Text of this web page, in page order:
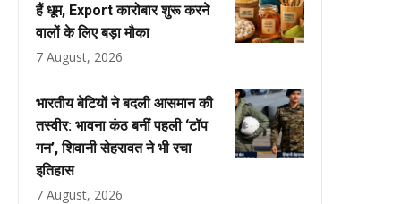
हैं धूम, Export कारोबार शुरू करने
वालों के लिए बड़ा मौका
7 August, 2026
भारतीय बेटियों ने बदली आसमान की
तस्वीर: भावना कंठ बनीं पहली ‘टॉप
गन’, शिवानी सेहरावत ने भी रचा
इतिहास
7 August, 2026